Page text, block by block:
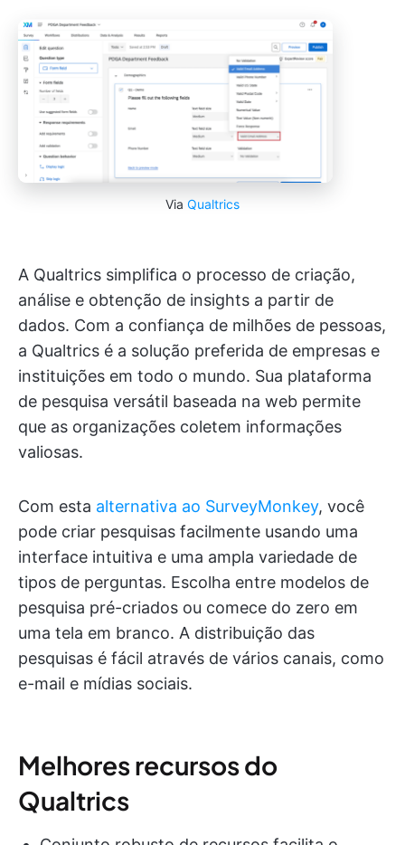
Via Qualtrics
A Qualtrics simplifica o processo de criação,
análise e obtenção de insights a partir de
dados. Com a confiança de milhões de pessoas,
a Qualtrics é a solução preferida de empresas e
instituições em todo o mundo. Sua plataforma
de pesquisa versátil baseada na web permite
que as organizações coletem informações
valiosas.
Com esta alternativa ao SurveyMonkey, você
pode criar pesquisas facilmente usando uma
interface intuitiva e uma ampla variedade de
tipos de perguntas. Escolha entre modelos de
pesquisa pré-criados ou comece do zero em
uma tela em branco. A distribuição das
pesquisas é fácil através de vários canais, como
e-mail e mídias sociais.
Melhores recursos do
Qualtrics